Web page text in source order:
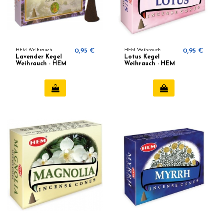
HEM Weihrauch
Lavender Kegel
Weihrauch - HEM
0,95 € HEM Weihrauch
Lotus Kegel
Weihrauch - HEM
0,95 €